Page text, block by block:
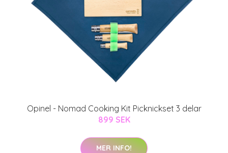
Opinel - Nomad Cooking Kit Picknickset 3 delar
899 SEK
MER INFO!